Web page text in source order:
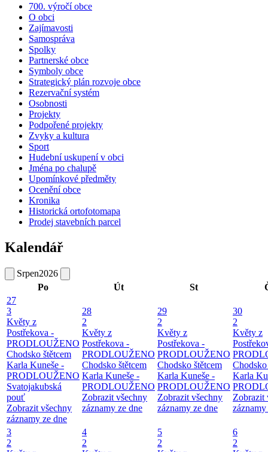
700. výročí obce
O obci
Zajímavosti
Samospráva
Spolky
Partnerské obce
Symboly obce
Strategický plán rozvoje obce
Rezervační systém
Osobnosti
Projekty
Podpořené projekty
Zvyky a kultura
Sport
Hudební uskupení v obci
Jména po chalupě
Upomínkové předměty
Ocenění obce
Kronika
Historická ortofotomapa
Prodej stavebních parcel
Kalendář
Srpen2026
Po
Út St
27
3
Květy z
Postřekova -
PRODLOUŽENO
Chodsko štětcem
Karla Kuneše -
PRODLOUŽENO
Svatojakubská
pouť
Zobrazit všechny
záznamy ze dne
28
2
Květy z
Postřekova -
PRODLOUŽENO
Chodsko štětcem
Karla Kuneše -
PRODLOUŽENO
Zobrazit všechny
záznamy ze dne
29
2
Květy z
Postřekova -
PRODLOUŽENO
Chodsko štětcem
Karla Kuneše -
PRODLOUŽENO
Zobrazit všechny
záznamy ze dne
30
2
Květy z
Chodsko
Karla
Zobrazit
3
2
4
2
5
2
6
2